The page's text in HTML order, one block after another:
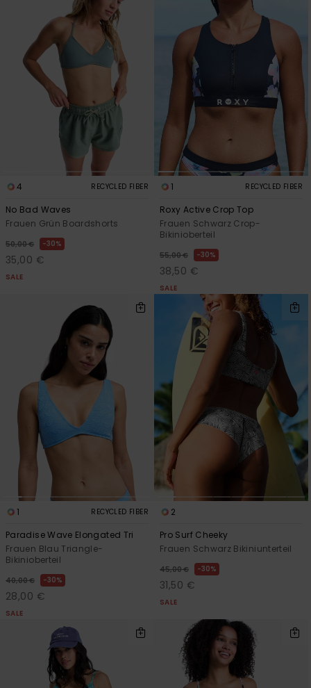
4 RECYCLED FIBER
No Bad Waves
Frauen Grün Boardshorts
50,00 € 30%
35,00 €
SALE
1 RECYCLED FIBER
Roxy Active Crop Top
Frauen Schwarz Crop-
Bikinioberteil
55,00 € 30%
38,50 €
SALE
1 RECYCLED FIBER
Paradise Wave Elongated Tri
Frauen Blau Triangle-
Bikinioberteil
40,00 € 30%
28,00 €
SALE
2
Pro Surf Cheeky
Frauen Schwarz Bikiniunterteil
45,00 € 30%
31,50 €
SALE